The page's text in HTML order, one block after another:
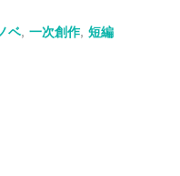
ベ, 一次創作, 短編